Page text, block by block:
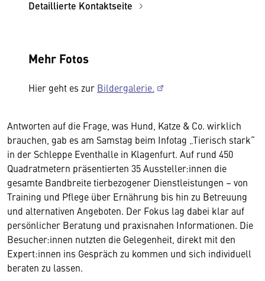
Detaillierte Kontaktseite
Mehr Fotos
Hier geht es zur Bildergalerie.
Antworten auf die Frage, was Hund, Katze & Co. wirklich
brauchen, gab es am Samstag beim Infotag „Tierisch stark“
in der Schleppe Eventhalle in Klagenfurt. Auf rund 450
Quadratmetern präsentierten 35 Aussteller:innen die
gesamte Bandbreite tierbezogener Dienstleistungen – von
Training und Pflege über Ernährung bis hin zu Betreuung
und alternativen Angeboten. Der Fokus lag dabei klar auf
persönlicher Beratung und praxisnahen Informationen. Die
Besucher:innen nutzten die Gelegenheit, direkt mit den
Expert:innen ins Gespräch zu kommen und sich individuell
beraten zu lassen.